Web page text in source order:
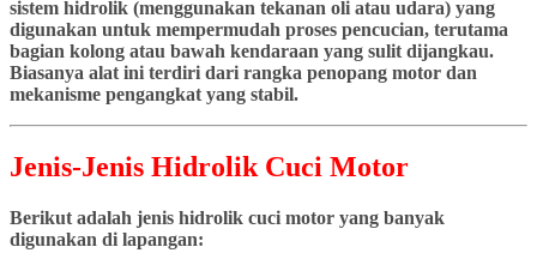
sistem hidrolik (menggunakan tekanan oli atau udara) yang
digunakan untuk mempermudah proses pencucian, terutama
bagian kolong atau bawah kendaraan yang sulit dijangkau.
Biasanya alat ini terdiri dari rangka penopang motor dan
mekanisme pengangkat yang stabil.
Jenis-Jenis Hidrolik Cuci Motor
Berikut adalah jenis hidrolik cuci motor yang banyak
digunakan di lapangan: